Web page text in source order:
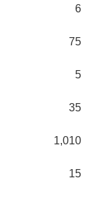
6
75
5
35
1,010
15